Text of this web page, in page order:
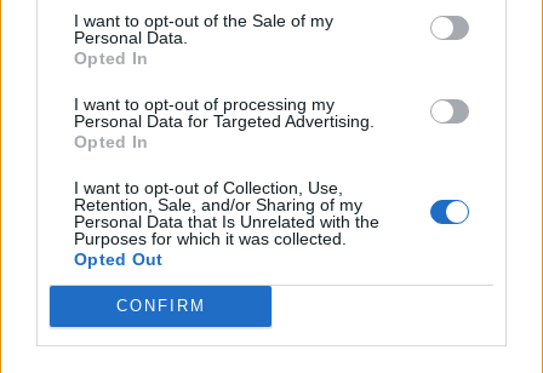
I want to opt-out of the Sale of my
Personal Data.
Opted In
I want to opt-out of processing my
Personal Data for Targeted Advertising.
Opted In
I want to opt-out of Collection, Use,
Retention, Sale, and/or Sharing of my
Personal Data that Is Unrelated with the
Purposes for which it was collected.
Opted Out
CONFIRM
come strumento perampliare le
opportunità di assunzione del
precariato scolastico. L’apertura di nuovi
canali di mobilità libererebbe posti
attualmente occupati, consentendo
l’ingresso di personale precario in ruolo
attraverso procedure concorsuali o di
stabilizzazione già previste
dall’ordinamento.